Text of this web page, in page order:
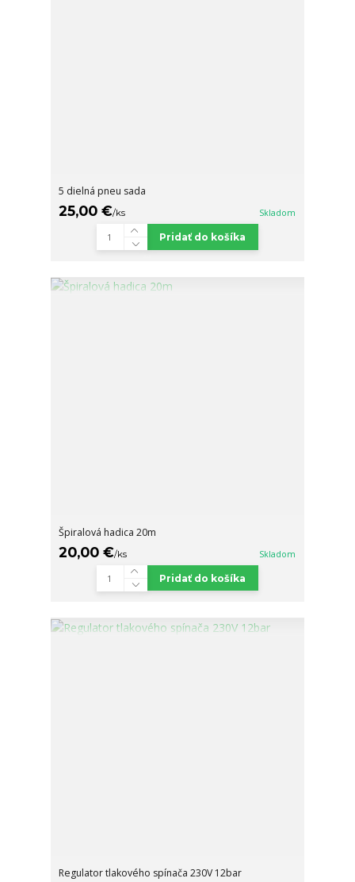
5 dielná pneu sada
25,00 €/ks Skladom
Pridať do košíka
Špiralová hadica 20m
20,00 €/ks Skladom
Pridať do košíka
Regulator tlakového spínača 230V 12bar